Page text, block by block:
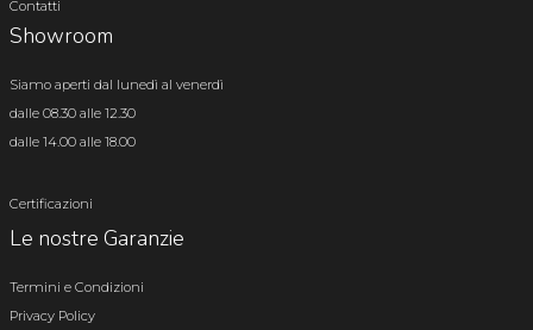
Contatti
Showroom
Siamo aperti dal lunedì al venerdì
dalle 08.30 alle 12.30
dalle 14.00 alle 18.00
Certificazioni
Le nostre Garanzie
Termini e Condizioni
Privacy Policy